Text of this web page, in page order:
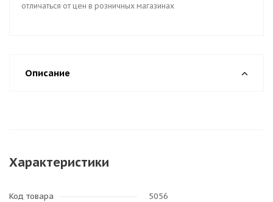
отличаться от цен в розничных магазинах
Описание
Характеристики
Код товара 5056